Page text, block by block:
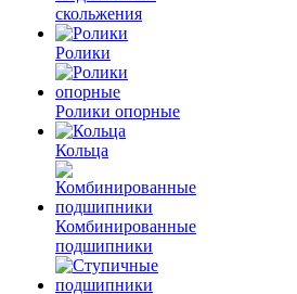
скольжения
Ролики
Ролики опорные
Кольца
Комбинированные
подшипники